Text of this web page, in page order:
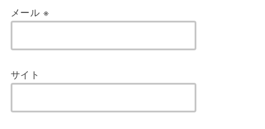
メール ※
サイト